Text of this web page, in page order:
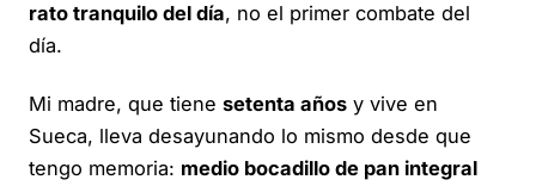
rato tranquilo del día, no el primer combate del
día.
Mi madre, que tiene setenta años y vive en
Sueca, lleva desayunando lo mismo desde que
tengo memoria: medio bocadillo de pan integral